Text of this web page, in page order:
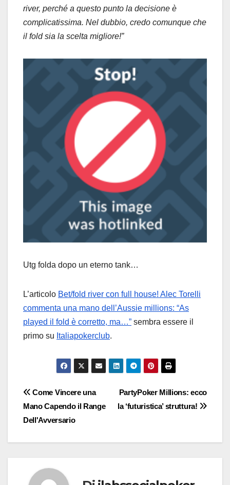
river, perché a questo punto la decisione è
complicatissima. Nel dubbio, credo comunque che
il fold sia la scelta migliore!”
Utg folda dopo un eterno tank…
L’articolo Bet/fold river con full house! Alec Torelli
commenta una mano dell’Aussie millions: “As
played il fold è corretto, ma…” sembra essere il
primo su Italiapokerclub.
Navigazione
articoli
PartyPoker Millions: ecco
la ‘futuristica’ struttura!
Come Vincere una
Mano Capendo il Range
Dell'Avversario